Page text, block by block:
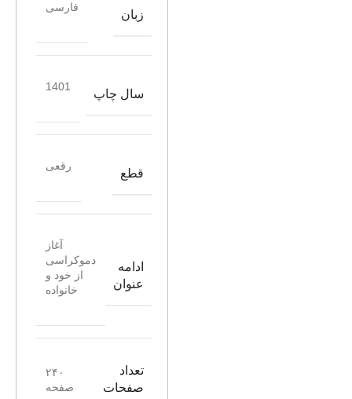
زبان
فارسی
سال چاپ
1401
قطع
رقعی
ادامه
عنوان
آغاز
دموکراسی
از خود و
خانواده
تعداد
صفحات
۲۴۰
صفحه